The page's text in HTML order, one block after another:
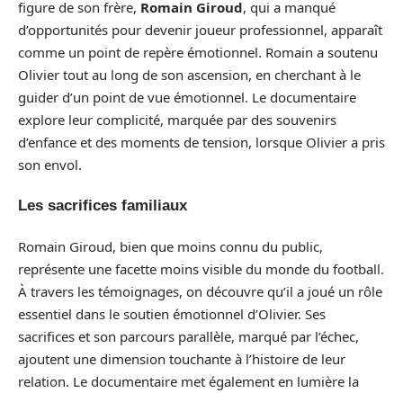
figure de son frère, Romain Giroud, qui a manqué
d’opportunités pour devenir joueur professionnel, apparaît
comme un point de repère émotionnel. Romain a soutenu
Olivier tout au long de son ascension, en cherchant à le
guider d’un point de vue émotionnel. Le documentaire
explore leur complicité, marquée par des souvenirs
d’enfance et des moments de tension, lorsque Olivier a pris
son envol.
Les sacrifices familiaux
Romain Giroud, bien que moins connu du public,
représente une facette moins visible du monde du football.
À travers les témoignages, on découvre qu’il a joué un rôle
essentiel dans le soutien émotionnel d’Olivier. Ses
sacrifices et son parcours parallèle, marqué par l’échec,
ajoutent une dimension touchante à l’histoire de leur
relation. Le documentaire met également en lumière la